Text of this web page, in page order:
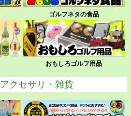
ゴルフネタの食品
おもしろゴルフ用品
クセサリ・雑貨